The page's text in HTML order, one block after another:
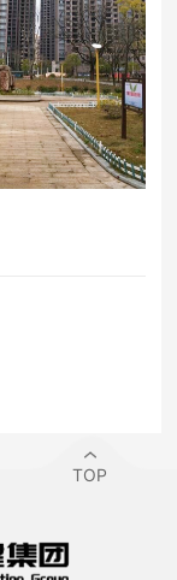
TOP